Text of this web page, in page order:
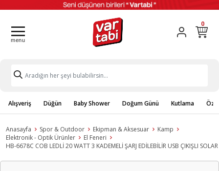
0
Alışveriş Düğün Baby Shower Doğum Günü Kutlama
Anasayfa Spor & Outdoor Ekipman & Aksesuar
Kamp
Elektronik - Optik Ürünler
El Feneri
HB-6678C COB LEDLİ 20 WATT 3 KADEMELİ ŞARJ EDİLEBİLİR USB ÇIKIŞLI